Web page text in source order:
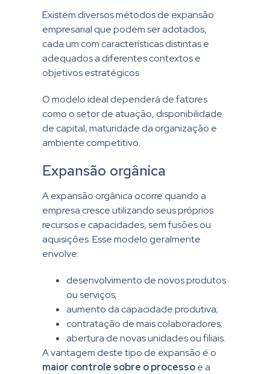
Existem diversos métodos de expansão
empresarial que podem ser adotados,
cada um com características distintas e
adequados a diferentes contextos e
objetivos estratégicos.
O modelo ideal dependerá de fatores
como o setor de atuação, disponibilidade
de capital, maturidade da organização e
ambiente competitivo.
Expansão orgânica
A expansão orgânica ocorre quando a
empresa cresce utilizando seus próprios
recursos e capacidades, sem fusões ou
aquisições. Esse modelo geralmente
envolve:
desenvolvimento de novos produtos
ou serviços;
aumento da capacidade produtiva;
contratação de mais colaboradores;
abertura de novas unidades ou filiais.
A vantagem deste tipo de expansão é o
maior controle sobre o processoe a